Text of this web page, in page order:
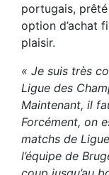
portugais,
option d’achat
plaisir.
« Je suis très
Ligue des
Maintenant, il
Forcément, on
matchs de
l’équipe de